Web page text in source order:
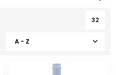
32
A - Z